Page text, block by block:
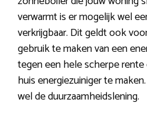
verwarmt is er mogelijk wel
verkrijgbaar. Dit geldt ook
gebruik te maken van een
tegen een hele scherpe
huis energiezuiniger te
wel de duurzaamheidslening.